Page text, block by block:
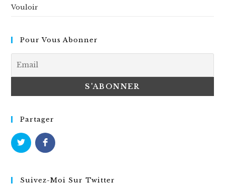
Vouloir
Pour Vous Abonner
Partager
Suivez-Moi Sur Twitter